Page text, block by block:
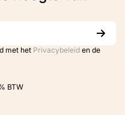
met het Privacybeleid en de
BTW